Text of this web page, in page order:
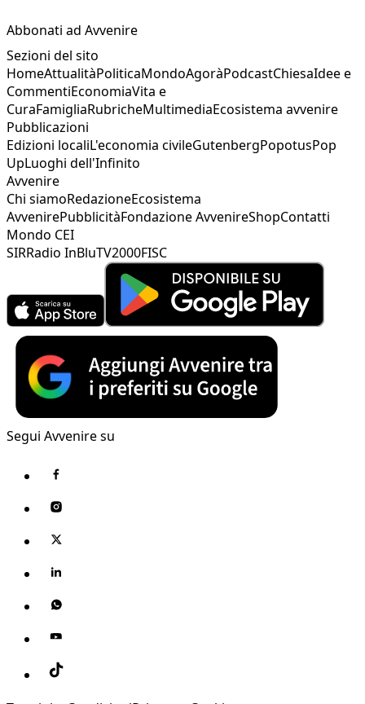
Abbonati ad Avvenire
Sezioni del sito
HomeAttualitàPoliticaMondoAgoràPodcastChiesaIdee e
CommentiEconomiaVita e
CuraFamigliaRubricheMultimediaEcosistema avvenire
Pubblicazioni
Edizioni localiL'economia civileGutenbergPopotusPop
UpLuoghi dell'Infinito
Avvenire
Chi siamoRedazioneEcosistema
AvvenirePubblicitàFondazione AvvenireShopContatti
Mondo CEI
SIRRadio InBluTV2000FISC
Segui Avvenire su